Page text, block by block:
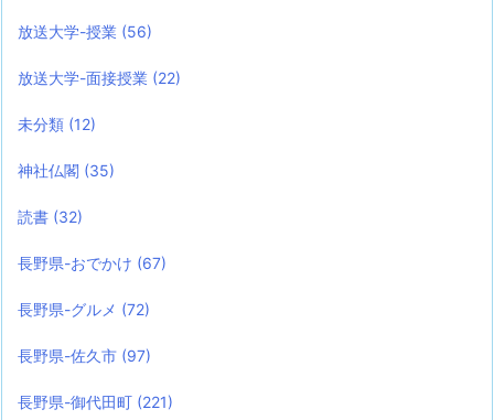
放送大学-授業 (56)
放送大学-面接授業 (22)
未分類 (12)
神社仏閣 (35)
読書 (32)
長野県-おでかけ (67)
長野県-グルメ (72)
長野県-佐久市 (97)
長野県-御代田町 (221)